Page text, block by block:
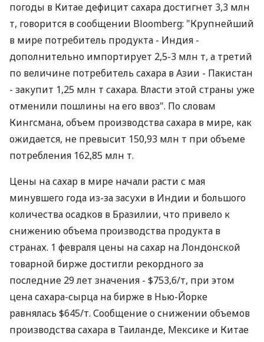
погоды в Китае дефицит сахара достигнет 3,3 млн
т, говорится в сообщении Bloomberg: "Крупнейший
в мире потребитель продукта - Индия -
дополнительно импортирует 2,5-3 млн т, а третий
по величине потребитель сахара в Азии - Пакистан
- закупит 1,25 млн т сахара. Власти этой страны уже
отменили пошлины на его ввоз". По словам
Кингсмана, объем производства сахара в мире, как
ожидается, не превысит 150,93 млн т при объеме
потребления 162,85 млн т.
Цены на сахар в мире начали расти с мая
минувшего года из-за засухи в Индии и большого
количества осадков в Бразилии, что привело к
снижению объема производства продукта в
странах. 1 февраля цены на сахар на Лондонской
товарной бирже достигли рекордного за
последние 29 лет значения - $753,6/т, при этом
цена сахара-сырца на бирже в Нью-Йорке
равнялась $645/т. Сообщение о снижении объемов
производства сахара в Таиланде, Мексике и Китае